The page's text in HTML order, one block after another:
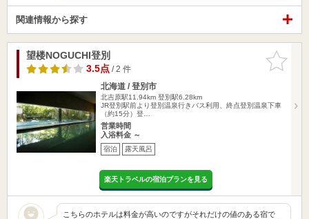
関連情報から探す
お気に入
りに追加
望楼NOGUCHI登別
3.5点/ 2 件
北海道 / 登別市
北吉原駅11.94km 登別駅6.28km
JR登別駅前より登別温泉行きバス利用、終点登別温泉下車
（約15分）登…
営業時間
入浴料金 ～
宿泊 露天風呂
楽天トラベルの宿泊プランを見る
こちらのホテルは料金が高いのですがそれだけの値のある宿で